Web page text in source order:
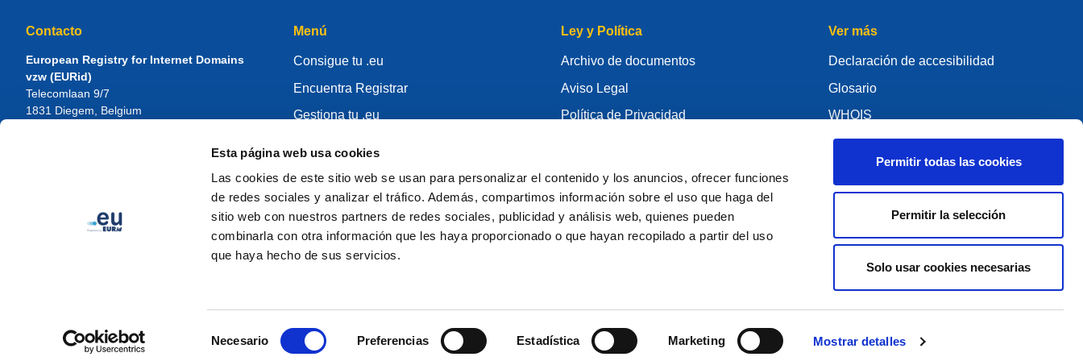
Esta página web usa cookies
Las cookies de este sitio web se usan para personalizar el contenido y los anuncios, ofrecer funciones
de redes sociales y analizar el tráfico. Además, compartimos información sobre el uso que haga del
sitio web con nuestros partners de redes sociales, publicidad y análisis web, quienes pueden
combinarla con otra información que les haya proporcionado o que hayan recopilado a partir del uso
que haya hecho de sus servicios.
Necesario Preferencias Estadística Marketing Mostrar detalles
Permitir todas las cookies
Permitir la selección
Solo usar cookies necesarias
Contacto
European Registry for Internet Domains
vzw (EURid)
Telecomlaan 9/7
1831 Diegem , Belgium
Menú
Consigue tu .eu
Encuentra Registrar
Gestiona tu .eu
Cómo ser registrador
Ley y Política
Archivo de documentos
Aviso Legal
Política de Privacidad
Articles of Association
EURid Responsible Disclosure Policy
Ver más
Declaración de accesibilidad
Glosario
WHOIS
My .eu